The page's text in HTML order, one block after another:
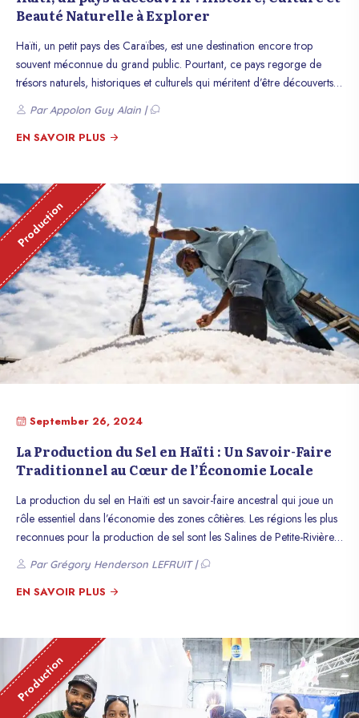
Beauté Naturelle à Explorer
Haïti, un petit pays des Caraïbes, est une destination encore trop
souvent méconnue du grand public. Pourtant, ce pays regorge de
trésors naturels, historiques et culturels qui méritent d’être découverts.
De ses plages paradisiaques à son patrimoine historique
impressionnant, en passant par sa cuisine exquise, Haïti offre une
expérience unique qui ne manquera pas de surprendre et d’enrichir
Par Appolon Guy Alain |
EN SAVOIR PLUS
Production
September 26, 2024
La Production du Sel en Haïti : Un Savoir-Faire
Traditionnel au Cœur de l’Économie Locale
La production du sel en Haïti est un savoir-faire ancestral qui joue un
rôle essentiel dans l’économie des zones côtières. Les régions les plus
reconnues pour la production de sel sont les Salines de Petite-Rivière
de l’Artibonite, les côtes de l’Île de la Gonâve, les Salines de Port-au-
Prince, ainsi que certaines parties du Nord et du Sud-Est. Ce
processus, qui dépend de la géographie naturelle du pays et des
Par Grégory Henderson LEFRUIT |
EN SAVOIR PLUS
Production